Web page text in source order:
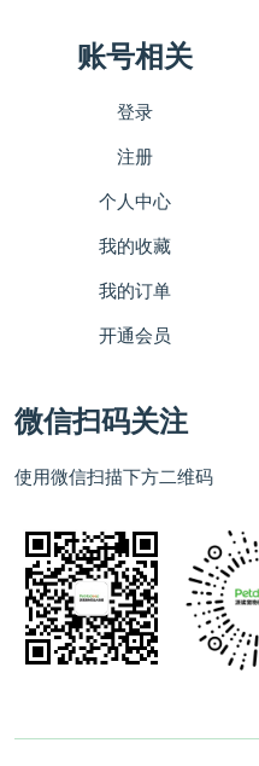
账号相关
登录
注册
个人中心
我的收藏
我的订单
开通会员
微信扫码关注
使用微信扫描下方二维码